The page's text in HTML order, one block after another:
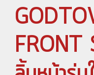
FRONT